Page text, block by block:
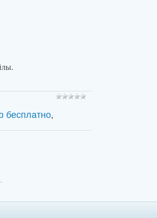
бесплатно,